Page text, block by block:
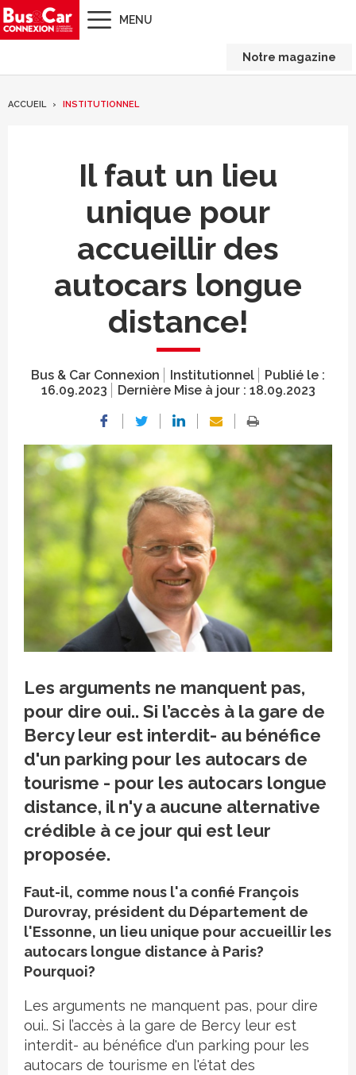
MENU
Notre magazine
ACCUEIL INSTITUTIONNEL
Il faut un lieu
unique pour
accueillir des
autocars longue
distance!
Bus & Car Connexion Institutionnel
Publié le :
16.09.2023
Dernière Mise à jour : 18.09.2023
Crédit photo
Les arguments ne manquent pas,
pour dire oui.. Si l’accès à la gare de
Bercy leur est interdit- au bénéfice
d'un parking pour les autocars de
tourisme - pour les autocars longue
distance, il n'y a aucune alternative
crédible à ce jour qui est leur
proposée.
Faut-il, comme nous l'a confié François
Durovray, président du Département de
l'Essonne, un lieu unique pour accueillir les
autocars longue distance à Paris?
Pourquoi?
Les arguments ne manquent pas, pour dire
oui.. Si l’accès à la gare de Bercy leur est
interdit- au bénéfice d'un parking pour les
autocars de tourisme en l'état des